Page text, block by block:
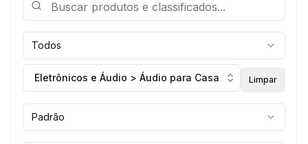
Todos
Eletrônicos e Áudio > Áudio para Casa Limpar
Padrão